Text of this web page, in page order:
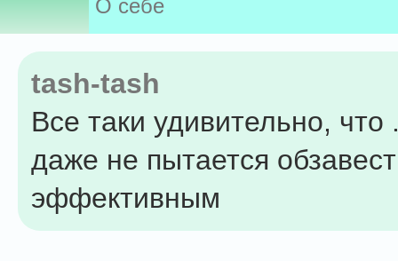
О себе
tash-tash
Все таки удивительно, что
даже не пытается
эффективным